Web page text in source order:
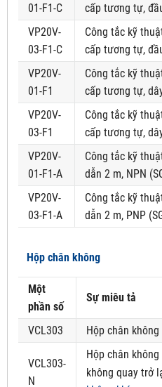
01-F1-C
cấp tương tự,
VP20V-
03-F1-C
Công tắc kỹ
cấp tương tự,
VP20V-
01-F1
Công tắc kỹ
cấp tương tự,
VP20V-
03-F1
Công tắc kỹ
cấp tương tự,
VP20V-
01-F1-A
Công tắc kỹ
dẫn 2 m, NPN
VP20V-
03-F1-A
Công tắc kỹ
dẫn 2 m, PNP
Hộp chân không
Một
phần số
Sự miêu tả
VCL303 Hộp chân
VCL303-
N
Hộp chân
không quay trở